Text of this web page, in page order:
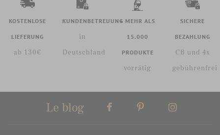
KOSTENLOSE
LIEFERUNG
ab 130€
KUNDENBETREUUNG
in
Deutschland
+ MEHR ALS
15.000
PRODUKTE
vorrätig
SICHERE
BEZAHLUNG
CB und 4x
gebührenfrei
Le blog